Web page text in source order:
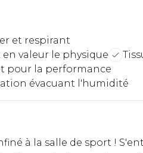
et respirant
valeur le physique
pour la performance
évacuant l'humidité
à la salle de sport !